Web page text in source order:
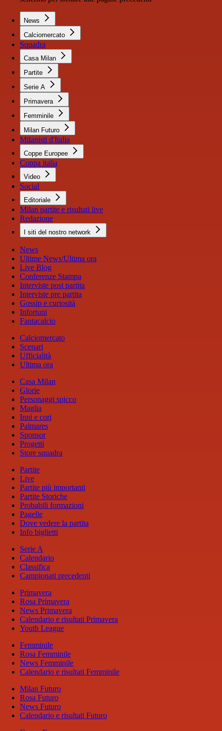
News
Calciomercato
Squadra
Casa Milan
Partite
Serie A
Primavera
Femminile
Milan Futuro
Milanisti d'Italia
Coppe Europee
Coppa italia
Video
Social
Editoriale
Milan partite e risultati live
Redazione
I siti del nostro network
News
Ultime News/Ultima ora
Live Blog
Conferenze Stampa
Interviste post partita
Interviste pre partita
Gossip e curiosità
Infortuni
Fantacalcio
Calciomercato
Scenari
Ufficialità
Ultima ora
Casa Milan
Glorie
Personaggi spicco
Maglia
Inni e cori
Palmares
Sponsor
Progetti
Store squadra
Partite
Live
Partite più importanti
Partite Storiche
Probabili formazioni
Pagelle
Dove vedere la partita
Info biglietti
Serie A
Calendario
Classifica
Campionati precedenti
Primavera
Rosa Primavera
News Primavera
Calendario e risultati Primavera
Youth League
Femminile
Rosa Femminile
News Femminile
Calendario e risultati Femminile
Milan Futuro
Rosa Futuro
News Futuro
Calendario e risultati Futuro